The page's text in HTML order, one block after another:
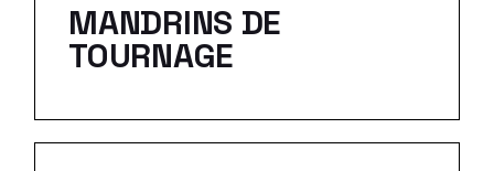
MANDRINS DE
TOURNAGE